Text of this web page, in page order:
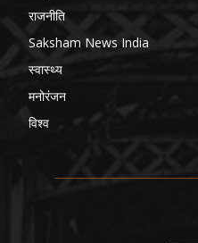
राजनीति
Saksham News India
स्वास्थ्य
मनोरंजन
विश्व